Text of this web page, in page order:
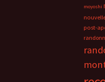
moyoshi
post-